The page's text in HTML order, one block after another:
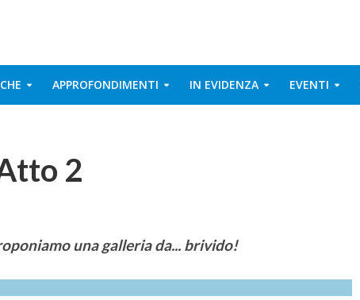
APPROFONDIMENTI IN EVIDENZA EVENTI
2
una galleria da... brivido!